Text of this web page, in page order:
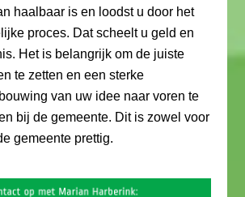
haalbaar is en loodst u door het
proces. Dat scheelt u geld en
Het is belangrijk om de juiste
te zetten en een sterke
van uw idee naar voren te
bij de gemeente. Dit is zowel voor
gemeente prettig.